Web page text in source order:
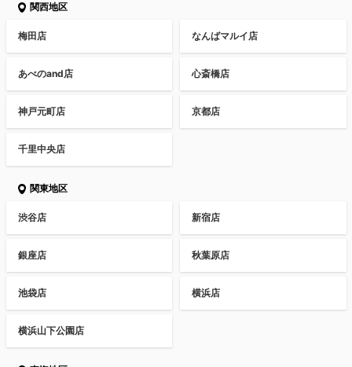
関西地区
梅田店 なんばマルイ店
あべのand店 心斎橋店
神戸元町店 京都店
千里中央店
関東地区
渋谷店 新宿店
銀座店 秋葉原店
池袋店 横浜店
横浜山下公園店